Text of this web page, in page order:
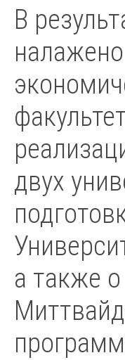
В
двух
а также